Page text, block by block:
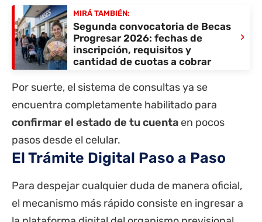
MIRÁ TAMBIÉN:
Segunda convocatoria de Becas
Progresar 2026: fechas de
inscripción, requisitos y
cantidad de cuotas a cobrar
›
Por suerte, el sistema de consultas ya se
encuentra completamente habilitado para
confirmar el estado de tu cuenta en pocos
pasos desde el celular.
El Trámite Digital Paso a Paso
Para despejar cualquier duda de manera oficial,
el mecanismo más rápido consiste en ingresar a